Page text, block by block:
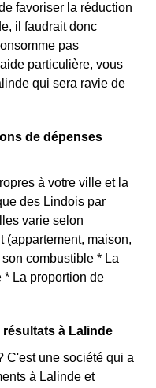
favoriser la réduction
il faudrait donc
pas
particulière, vous
qui sera ravie de
de dépenses
à votre ville et la
des Lindois par
varie selon
(appartement, maison,
combustible * La
* La proportion de
résultats à Lalinde
C'est une société qui a
à Lalinde et